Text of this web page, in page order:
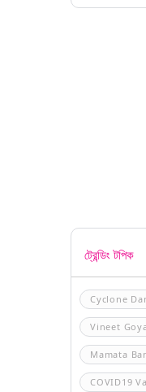
ট্রেন্ডিং টপিক
Cyclone
Vineet
Mamata
COVID19